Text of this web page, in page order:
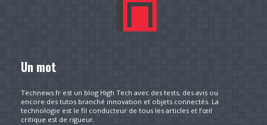
Un mot
Technews.fr est un blog High Tech avec des tests, des avis ou
encore des tutos branché innovation et objets connectés. La
technologie est le fil conducteur de tous les articles et l’œil
critique est de rigueur.